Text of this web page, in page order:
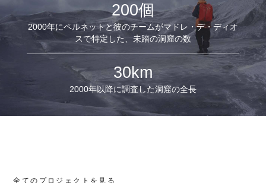
200個
2000年にペルネットと彼のチームがマドレ・デ・ディオ
スで特定した、未踏の洞窟の数
30km
2000年以降に調査した洞窟の全長
全てのプロジェクトを見る